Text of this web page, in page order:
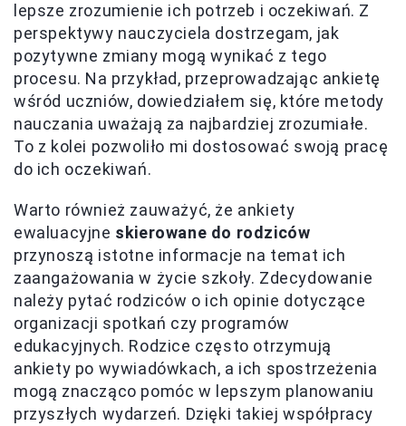
lepsze zrozumienie ich potrzeb i oczekiwań. Z
perspektywy nauczyciela dostrzegam, jak
pozytywne zmiany mogą wynikać z tego
procesu. Na przykład, przeprowadzając ankietę
wśród uczniów, dowiedziałem się, które metody
nauczania uważają za najbardziej zrozumiałe.
To z kolei pozwoliło mi dostosować swoją pracę
do ich oczekiwań.
Warto również zauważyć, że ankiety
ewaluacyjne skierowane do rodziców
przynoszą istotne informacje na temat ich
zaangażowania w życie szkoły. Zdecydowanie
należy pytać rodziców o ich opinie dotyczące
organizacji spotkań czy programów
edukacyjnych. Rodzice często otrzymują
ankiety po wywiadówkach, a ich spostrzeżenia
mogą znacząco pomóc w lepszym planowaniu
przyszłych wydarzeń. Dzięki takiej współpracy